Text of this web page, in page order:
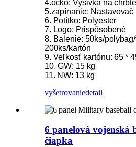
4.očko: Výšivka na chrbte
5.zapínanie:
6. Potítko: Polyester
7. Logo: Prispôsobené
8. Balenie: 50ks/
200ks/kartón
9. Veľkosť kartónu: 65 *
10. GW: 15 kg
11. NW: 13 kg
vyšetrovaniedetail
6 panelová vojenská
čiapka